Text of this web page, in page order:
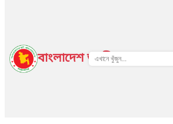
বাংলাদেশ জাতীয় তথ্য বাতায়ন